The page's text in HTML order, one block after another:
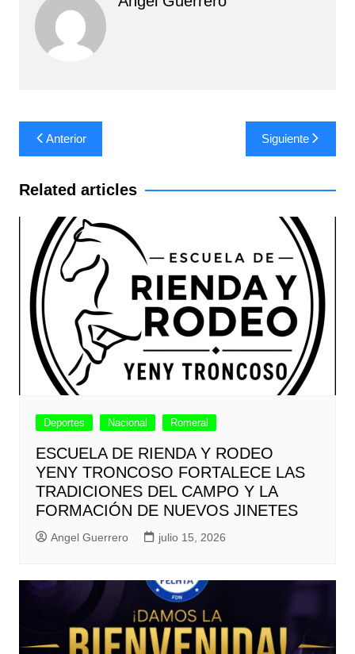
Navegación
de
entradas
Anterior Siguiente
Related articles
Deportes Nacional Romeral
ESCUELA DE RIENDA Y RODEO
YENY TRONCOSO FORTALECE LAS
TRADICIONES DEL CAMPO Y LA
FORMACIÓN DE NUEVOS JINETES
Angel Guerrero julio 15, 2026